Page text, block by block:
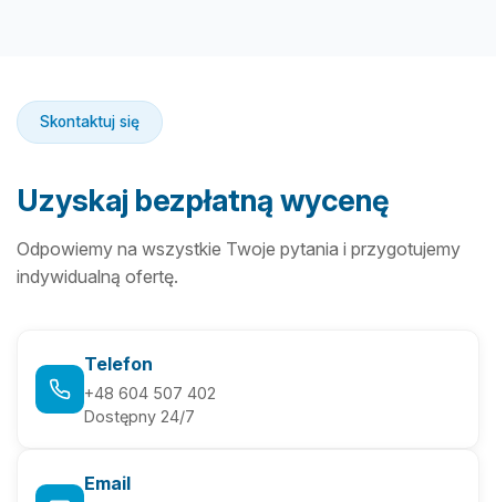
Skontaktuj się
Uzyskaj bezpłatną wycenę
Odpowiemy na wszystkie Twoje pytania i przygotujemy
indywidualną ofertę.
Telefon
+48 604 507 402
Dostępny 24/7
Email